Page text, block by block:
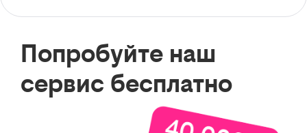
Попробуйте наш
сервис бесплатно